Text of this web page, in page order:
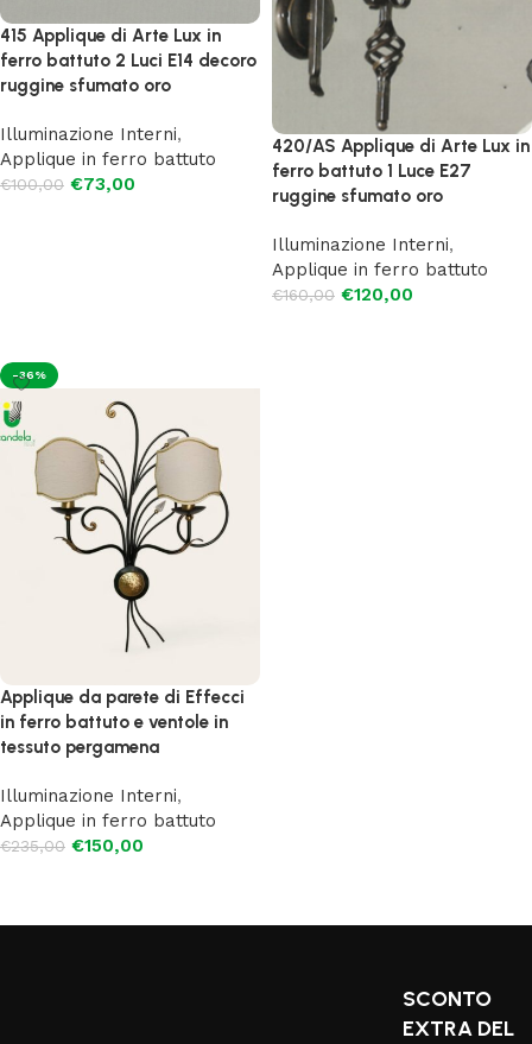
415 Applique di Arte Lux in
ferro battuto 2 Luci E14 decoro
ruggine sfumato oro
Illuminazione Interni,
Applique in ferro battuto
€100,00 €73,00
420/AS Applique di Arte Lux in
ferro battuto 1 Luce E27
ruggine sfumato oro
Illuminazione Interni,
Applique in ferro battuto
€160,00 €120,00
-36%
Applique da parete di Effecci
in ferro battuto e ventole in
tessuto pergamena
Illuminazione Interni,
Applique in ferro battuto
€235,00 €150,00
SCONTO
EXTRA DEL